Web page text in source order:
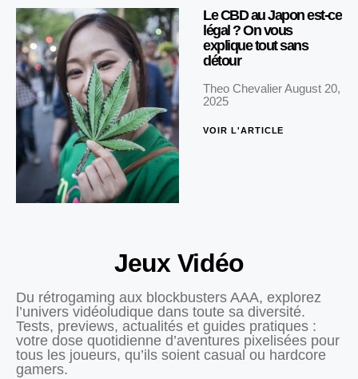
Le CBD au Japon est-ce
légal ? On vous
explique tout sans
détour
Theo ChevalierAugust 20,
2025
VOIR L'ARTICLE
Jeux Vidéo
Du rétrogaming aux blockbusters AAA, explorez
l’univers vidéoludique dans toute sa diversité.
Tests, previews, actualités et guides pratiques :
votre dose quotidienne d’aventures pixelisées pour
tous les joueurs, qu’ils soient casual ou hardcore
gamers.